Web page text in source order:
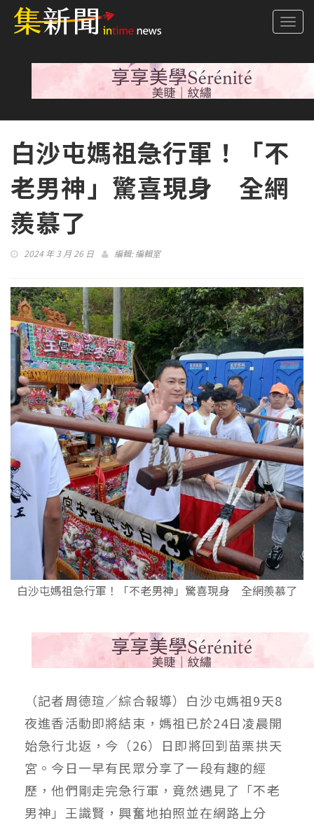
白沙屯媽祖急行軍！「不
老男神」驚喜現身 全網
羨慕了
2024 年 3 月 26 日 編輯:編輯室
白沙屯媽祖急行軍！「不老男神」驚喜現身 全網羨慕了
（記者周德瑄／綜合報導）白沙屯媽祖9天8
夜進香活動即將結束，媽祖已於24日凌晨開
始急行北返，今（26）日即將回到苗栗拱天
宮。今日一早有民眾分享了一段有趣的經
歷，他們剛走完急行軍，竟然遇見了「不老
男神」王識賢，興奮地拍照並在網路上分